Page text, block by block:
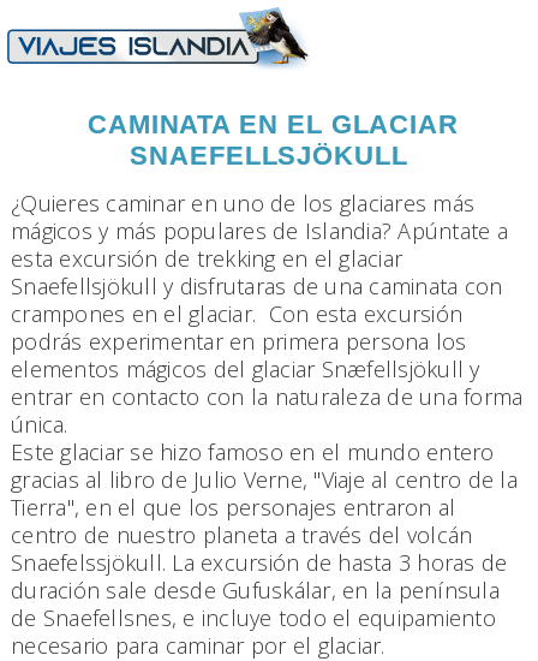
CAMINATA EN EL GLACIAR
SNAEFELLSJÖKULL
¿Quieres caminar en uno de los glaciares más
mágicos y más populares de Islandia? Apúntate a
esta excursión de trekking en el glaciar
Snaefellsjökull y disfrutaras de una caminata con
crampones en el glaciar. Con esta excursión
podrás experimentar en primera persona los
elementos mágicos del glaciar Snæfellsjökull y
entrar en contacto con la naturaleza de una forma
única.
Este glaciar se hizo famoso en el mundo entero
gracias al libro de Julio Verne, "Viaje al centro de la
Tierra", en el que los personajes entraron al
centro de nuestro planeta a través del volcán
Snaefelssjökull. La excursión de hasta 3 horas de
duración sale desde Gufuskálar, en la península
de Snaefellsnes, e incluye todo el equipamiento
necesario para caminar por el glaciar.